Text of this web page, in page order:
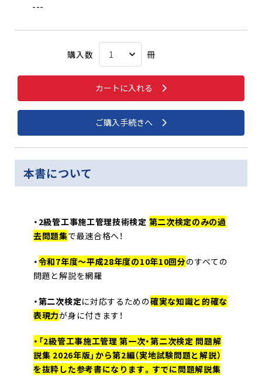
---
購入数 冊
カートに入れる
ご購入手続きへ
本書について
・ 2級管工事施工管理技術検定 第二次検定のみの過
去問題集で最速合格へ！
・令和7年度〜平成28年度の10年10回分のすべての
問題と解説を網羅
・第二次検定に対応するための確実な知識と的確な
表現力が身に付きます！
・「2級管工事施工管理 第一次・第二次検定 問題解
説集 2026年版」から第2編（実地試験問題と解説）
を抜粋した参考書になります。すでに問題解説集